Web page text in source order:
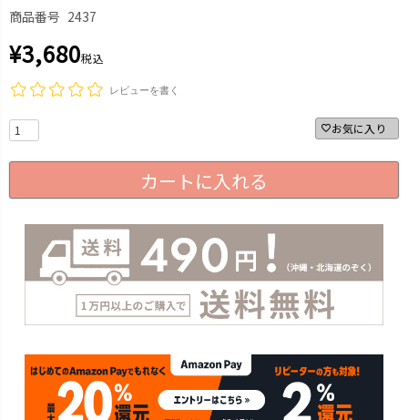
商品番号 2437
¥3,680税込
レビューを書く
お気に入り
カートに入れる